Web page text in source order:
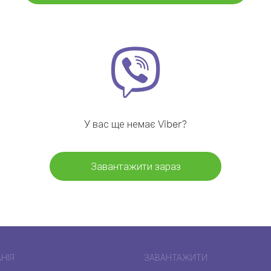
У вас ще немає Viber?
Завантажити зараз
ЗАВАНТАЖИТИ